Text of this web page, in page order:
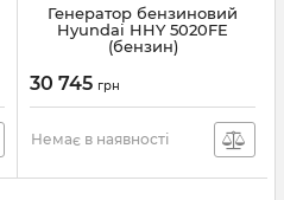
Генератор бензиновий
Hyundai HHY 5020FE
(бензин)
30 745 грн
Немає в наявності